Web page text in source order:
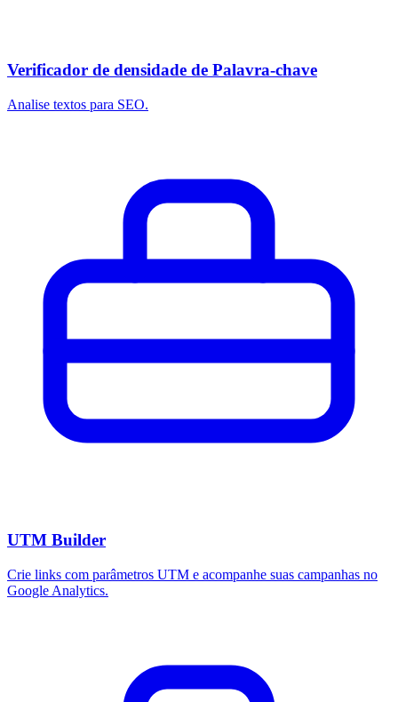
Verificador de densidade de Palavra-chave
Analise textos para SEO.
UTM Builder
Crie links com parâmetros UTM e acompanhe suas campanhas no
Google Analytics.